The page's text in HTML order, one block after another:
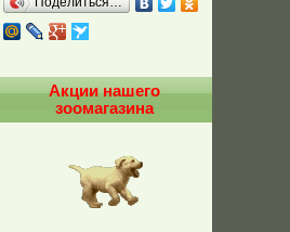
Акции нашего
зоомагазина